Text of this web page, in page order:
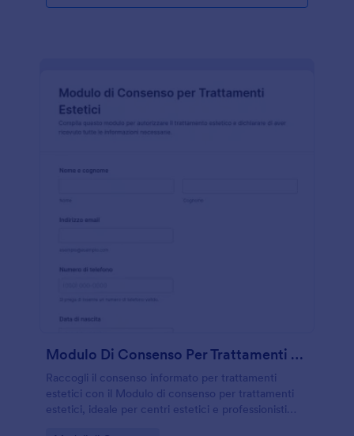
Modulo Di Consenso Per Trattamenti Estetici
Raccogli il consenso informato per trattamenti
estetici con il Modulo di consenso per trattamenti
estetici, ideale per centri estetici e professionisti